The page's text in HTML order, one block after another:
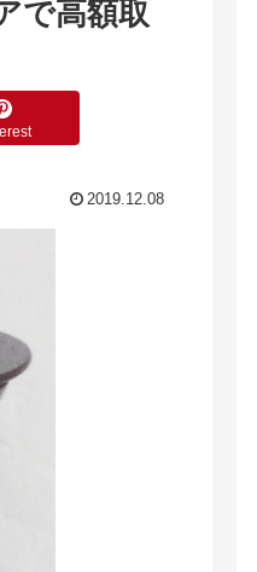
で高額取
2019.12.08